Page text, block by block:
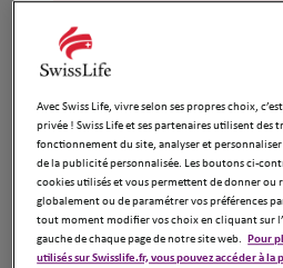
1 Jerome De
12 rue de la Galère
72000 Le Mans
Fermé
Avec Swiss Life, vivre selon ses propres choix,
privée ! Swiss Life et ses partenaires utilisent des
fonctionnement du site, analyser et
de la publicité personnalisée. Les boutons ci-
cookies utilisés et vous permettent de donner
globalement ou de paramétrer vos préférences
tout moment modifier vos choix en cliquant sur
gauche de chaque page de notre site web. Pour
utilisés sur Swisslife.fr, vous pouvez accéder à la